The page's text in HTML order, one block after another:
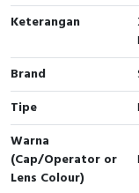
Accessories
Exlhoist /
Cable Operated
Signalling Columns
Safety Sensors
Accessories
Empty Box
Panel Box
Keterangan
Brand
Tipe
Warna
(Cap/Operator or
Lens Colour)